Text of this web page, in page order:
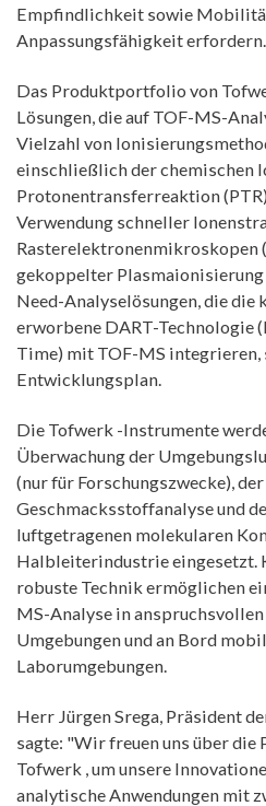
Empfindlichkeit sowie
Anpassungsfähigkeit erfordern.
Das Produktportfolio von
Lösungen, die auf TOF-MS-
Vielzahl von
einschließlich der chemischen
Protonentransferreaktion
Verwendung schneller
Rasterelektronenmikroskopen
gekoppelter
Need-Analyselösungen, die die
erworbene DART-Technologie
Time) mit TOF-MS integrieren,
Entwicklungsplan.
Die Tofwerk -Instrumente
Überwachung der
(nur für Forschungszwecke),
Geschmacksstoffanalyse und
luftgetragenen molekularen
Halbleiterindustrie eingesetzt.
robuste Technik ermöglichen
MS-Analyse in
Umgebungen und an Bord
Laborumgebungen.
Herr Jürgen Srega, Präsident
sagte: "Wir freuen uns über
Tofwerk , um unsere
analytische Anwendungen mit